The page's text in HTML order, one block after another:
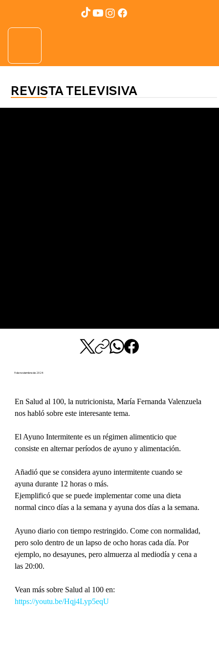
REVISTA TELEVISIVA
9 de noviembre de 2024
En Salud al 100, la nutricionista, María Fernanda Valenzuela
nos habló sobre este interesante tema.
El Ayuno Intermitente es un régimen alimenticio que
consiste en alternar períodos de ayuno y alimentación.
Añadió que se considera ayuno intermitente cuando se
ayuna durante 12 horas o más.
Ejemplificó que se puede implementar come una dieta
normal cinco días a la semana y ayuna dos días a la semana.
Ayuno diario con tiempo restringido. Come con normalidad,
pero solo dentro de un lapso de ocho horas cada día. Por
ejemplo, no desayunes, pero almuerza al mediodía y cena a
las 20:00.
Vean más sobre Salud al 100 en:
https://youtu.be/Hqj4Lyp5eqU